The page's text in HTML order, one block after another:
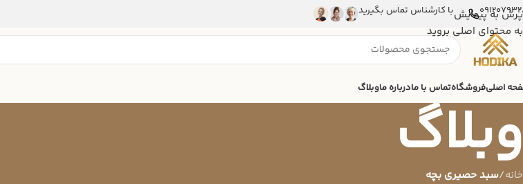
پرش به پیمایش
به محتوای اصلی بروید
با کارشناس تماس بگیرید
اصلیفروشگاهتماس با مادرباره ماوبلاگ
وبلاگ
خانه/سبد حصیری بچه